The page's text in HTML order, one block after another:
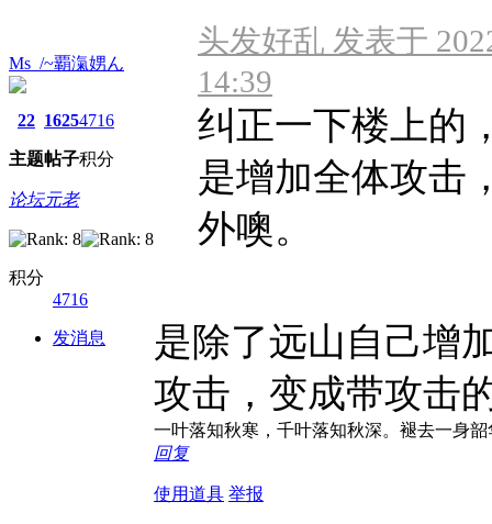
Ms_/~覇滊娚ん
22
主题
1625
帖子
4716
积分
论坛元老
积分
4716
发消息
头发好乱 发表于
14:39
纠正一下楼上的
是增加全体攻击
外噢。
是除了远山自己增
攻击，变成带攻击
一叶落知秋寒，千叶落知秋深。褪去一身
回复
使用道具 举报